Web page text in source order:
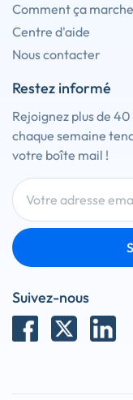
Comment ça
Centre d'aide
Nous contacter
Restez informé
Rejoignez plus de
chaque semaine
votre boîte mail !
Suivez-nous